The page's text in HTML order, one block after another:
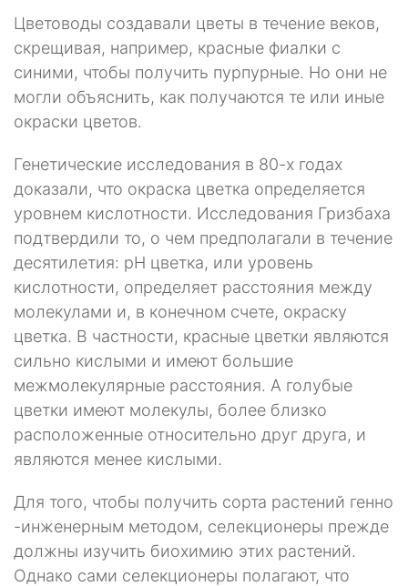
Цветоводы создавали цветы в течение веков,
скрещивая, например, красные фиалки с
синими, чтобы получить пурпурные. Но они не
могли объяснить, как получаются те или иные
окраски цветов.
Генетические исследования в 80-х годах
доказали, что окраска цветка определяется
уровнем кислотности. Исследования Гризбаха
подтвердили то, о чем предполагали в течение
десятилетия: рН цветка, или уровень
кислотности, определяет расстояния между
молекулами и, в конечном счете, окраску
цветка. В частности, красные цветки являются
сильно кис­лыми и имеют большие
межмолекулярные расстояния. А голубые
цветки имеют молекулы, более близко
расположенные относительно друг друга, и
являются менее кислыми.
Для того, чтобы получить сорта растений генно
-инженерным мето­дом, селекционеры прежде
должны изучить биохимию этих растений.
Однако сами селекционеры полагают, что